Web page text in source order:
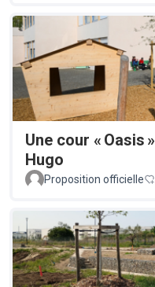
Une cour « Oasis
Hugo
Proposition officielle